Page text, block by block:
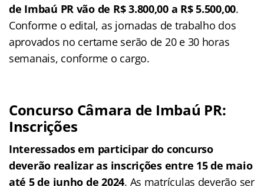
de Imbaú PR vão de R$ 3.800,00 a R$ 5.500,00.
Conforme o edital, as jornadas de trabalho dos
aprovados no certame serão de 20 e 30 horas
semanais, conforme o cargo.
Concurso Câmara de Imbaú PR:
Inscrições
Interessados em participar do concurso
deverão realizar as inscrições entre 15 de maio
até 5 de junho de 2024. As matrículas deverão ser